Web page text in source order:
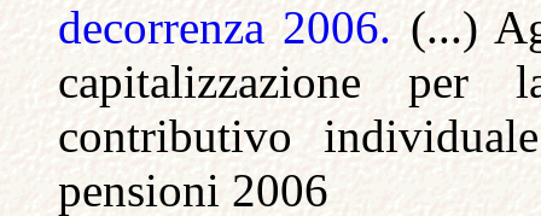
decorrenza 2006. (...)
capitalizzazione per
contributivo
pensioni 2006